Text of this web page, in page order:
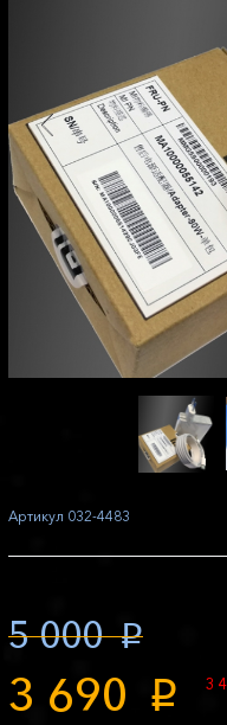
Артикул 032-4483
5 000 p
3 690 p 3